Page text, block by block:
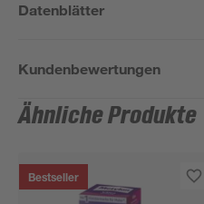
Datenblätter
Kundenbewertungen
Ähnliche Produkte
Bestseller